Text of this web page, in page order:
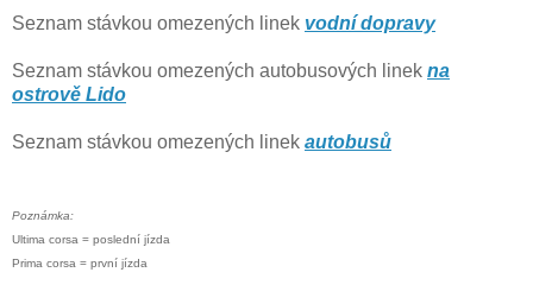
Seznam stávkou omezených linek vodní dopravy
Seznam stávkou omezených autobusových linek na
ostrově Lido
Seznam stávkou omezených linek autobusů
Poznámka:
Ultima corsa = poslední jízda
Prima corsa = první jízda